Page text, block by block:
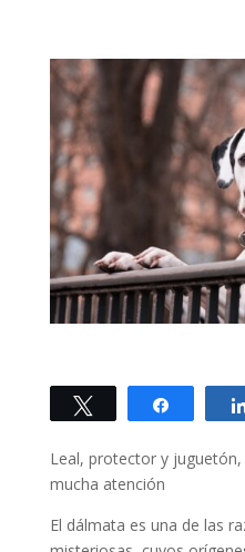
Twittear
Leal, protector y
mucha atención
El dálmata es una de las